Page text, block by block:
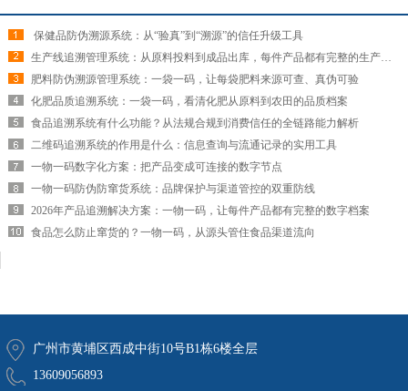
​ 保健品防伪溯源系统：从“验真”到“溯源”的信任升级工具
生产线追溯管理系统：从原料投料到成品出库，每件产品都有完整的生产履历
肥料防伪溯源管理系统：一袋一码，让每袋肥料来源可查、真伪可验
化肥品质追溯系统：一袋一码，看清化肥从原料到农田的品质档案
食品追溯系统有什么功能？从法规合规到消费信任的全链路能力解析
二维码追溯系统的作用是什么：信息查询与流通记录的实用工具
一物一码数字化方案：把产品变成可连接的数字节点
一物一码防伪防窜货系统：品牌保护与渠道管控的双重防线
2026年产品追溯解决方案：一物一码，让每件产品都有完整的数字档案
食品怎么防止窜货的？一物一码，从源头管住食品渠道流向
广州市黄埔区西成中街10号B1栋6楼全层
13609056893